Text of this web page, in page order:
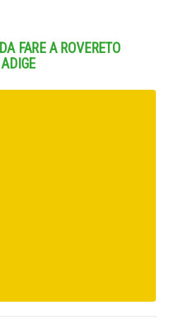
FARE A ROVERETO